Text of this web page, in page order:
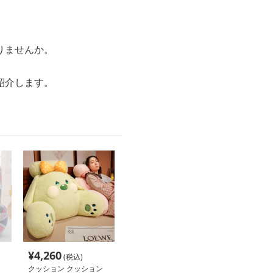
せんか。
します。
¥4,260(税込)
クッション クッション